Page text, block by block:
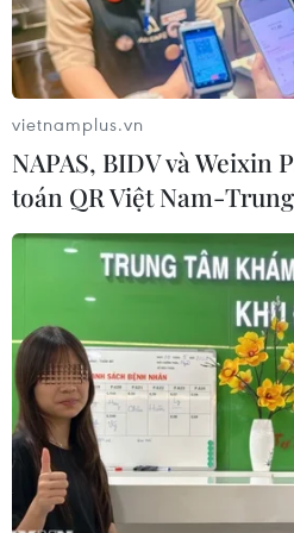
Người dân trên phố Hồ Tùng
kẻ sơn, tạo thông thoáng
Thắng/
Ngày 14/3, tại buổi làm
vietnamplus.vn
NAPAS, BIDV và Weixin
toán QR Việt Nam-